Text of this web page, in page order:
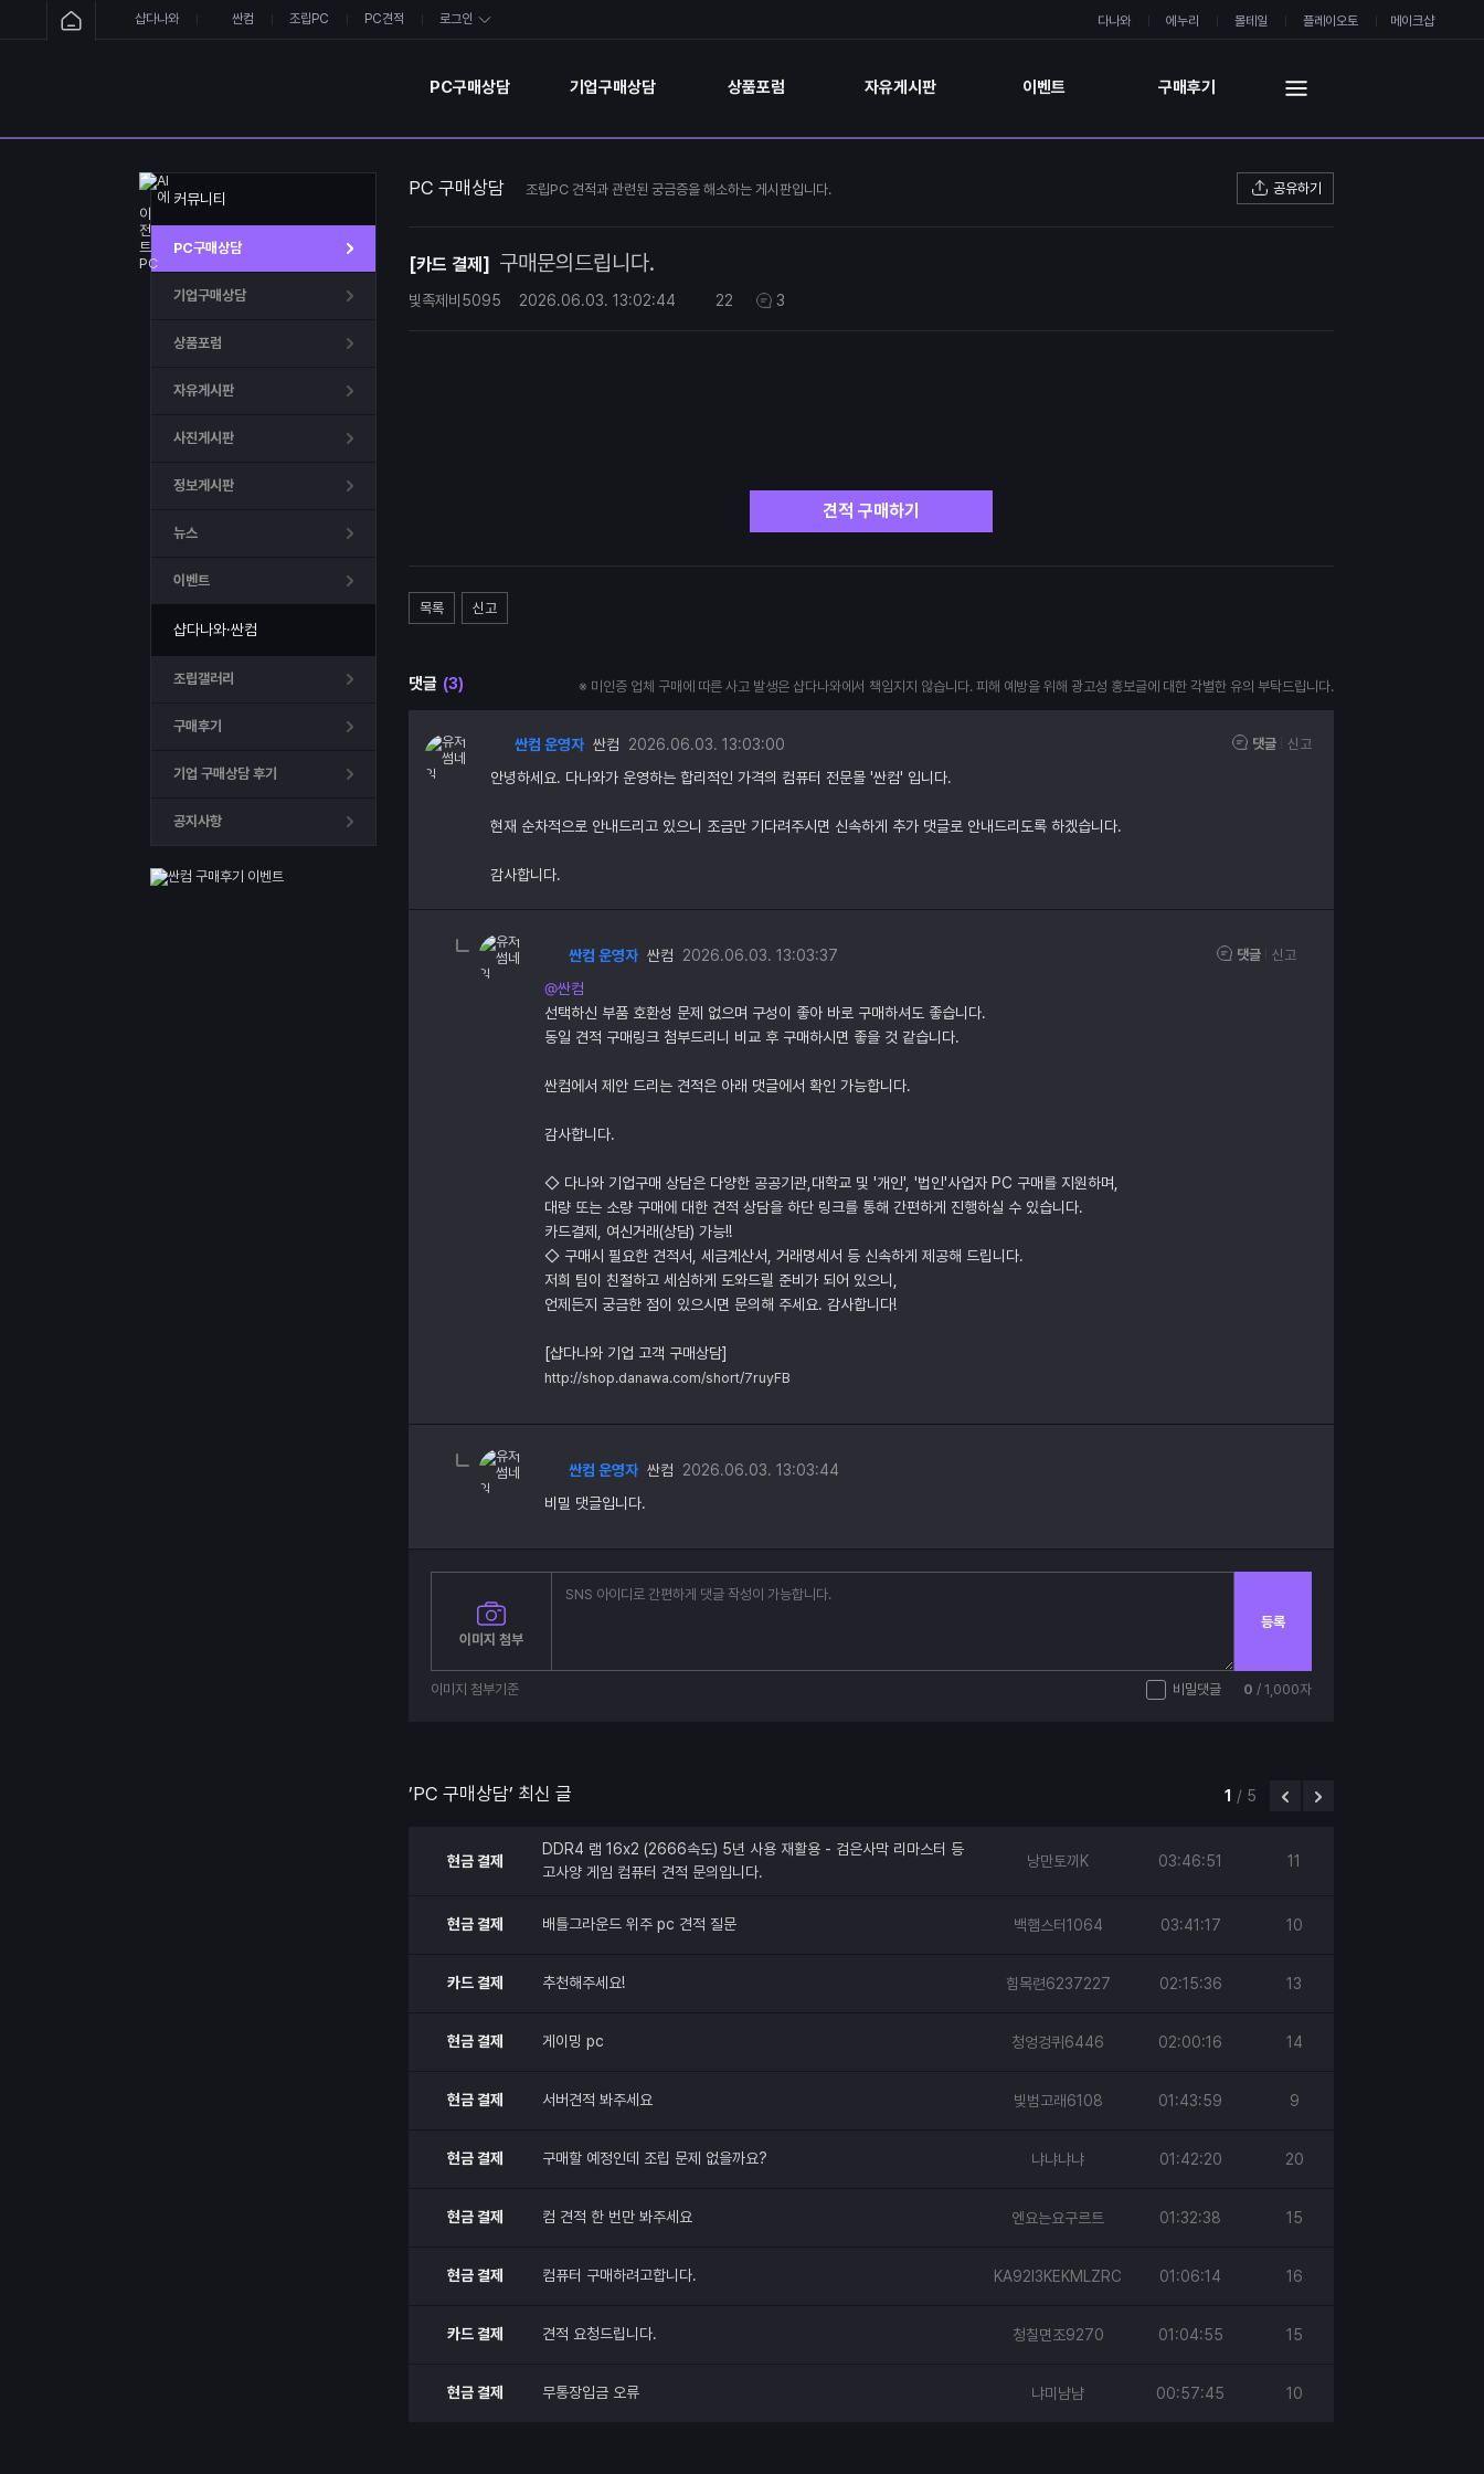
샵다나와 싼컴 조립PC PC견적 로그인 다나와 에누리 몰테일 플레이오토 메이크샵
PC구매상담 기업구매상담 상품포럼 자유게시판 이벤트 구매후기
커뮤니티
PC구매상담
기업구매상담
상품포럼
자유게시판
사진게시판
정보게시판
뉴스
이벤트
샵다나와·싼컴
조립갤러리
구매후기
기업 구매상담 후기
공지사항
PC 구매상담 조립PC 견적과 관련된 궁금증을 해소하는 게시판입니다. 공유하기
[카드 결제] 구매문의드립니다.
빛족제비5095 2026.06.03. 13:02:44 22 3
견적 구매하기
목록 신고
댓글 (3) ※ 미인증 업체 구매에 따른 사고 발생은 샵다나와에서 책임지지 않습니다. 피해 예방을 위해 광고성 홍보글에 대한 각별한 유의 부탁드립니다.
싼컴 운영자 싼컴 2026.06.03. 13:03:00 댓글 신고
안녕하세요. 다나와가 운영하는 합리적인 가격의 컴퓨터 전문몰 '싼컴' 입니다.
현재 순차적으로 안내드리고 있으니 조금만 기다려주시면 신속하게 추가 댓글로 안내드리도록 하겠습니다.
감사합니다.
싼컴 운영자 싼컴 2026.06.03. 13:03:37 댓글 신고
@싼컴
선택하신 부품 호환성 문제 없으며 구성이 좋아 바로 구매하셔도 좋습니다.
동일 견적 구매링크 첨부드리니 비교 후 구매하시면 좋을 것 같습니다.
싼컴에서 제안 드리는 견적은 아래 댓글에서 확인 가능합니다.
감사합니다.
◇ 다나와 기업구매 상담은 다양한 공공기관,대학교 및 '개인', '법인'사업자 PC 구매를 지원하며,
대량 또는 소량 구매에 대한 견적 상담을 하단 링크를 통해 간편하게 진행하실 수 있습니다.
카드결제, 여신거래(상담) 가능!!
◇ 구매시 필요한 견적서, 세금계산서, 거래명세서 등 신속하게 제공해 드립니다.
저희 팀이 친절하고 세심하게 도와드릴 준비가 되어 있으니,
언제든지 궁금한 점이 있으시면 문의해 주세요. 감사합니다!
[샵다나와 기업 고객 구매상담]
http://shop.danawa.com/short/7ruyFB
싼컴 운영자 싼컴
2026.06.03. 13:03:44
비밀 댓글입니다.
이미지 첨부
등록
이미지 첨부기준 비밀댓글 0 / 1,000자
’PC 구매상담’ 최신 글 1 / 5
현금 결제
DDR4 램 16x2 (2666속도) 5년 사용 재활용 - 검은사막 리마스터 등
고사양 게임 컴퓨터 견적 문의입니다.
낭만토끼K 03:46:51 11
현금 결제 배틀그라운드 위주 pc 견적 질문 백햄스터1064 03:41:17 10
카드 결제 추천해주세요! 힘목련6237227 02:15:36 13
현금 결제 게이밍 pc 청엉겅퀴6446 02:00:16 14
현금 결제 서버견적 봐주세요 빛범고래6108 01:43:59 9
현금 결제 구매할 예정인데 조립 문제 없을까요? 냐냐냐냐 01:42:20 20
현금 결제 컴 견적 한 번만 봐주세요 엔요는요구르트 01:32:38 15
현금 결제 컴퓨터 구매하려고합니다. KA92I3KEKMLZRC 01:06:14 16
카드 결제 견적 요청드립니다. 청칠면조9270 01:04:55 15
현금 결제 무통장입금 오류 냐미냠냠 00:57:45 10